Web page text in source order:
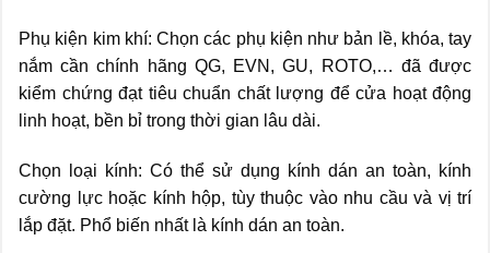
Phụ kiện kim khí: Chọn các phụ kiện như bản lề, khóa, tay
nắm cần chính hãng QG, EVN, GU, ROTO,… đã được
kiểm chứng đạt tiêu chuẩn chất lượng để cửa hoạt động
linh hoạt, bền bỉ trong thời gian lâu dài.
Chọn loại kính: Có thể sử dụng kính dán an toàn, kính
cường lực hoặc kính hộp, tùy thuộc vào nhu cầu và vị trí
lắp đặt. Phổ biến nhất là kính dán an toàn.